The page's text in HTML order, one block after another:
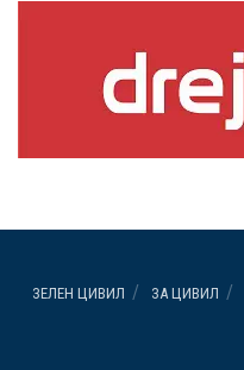
ЗЕЛЕН ЦИВИЛ ЗА ЦИВИЛ